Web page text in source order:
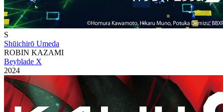
S
Shūichirō Umeda
ROBIN KAZAMI
Beyblade X
2024